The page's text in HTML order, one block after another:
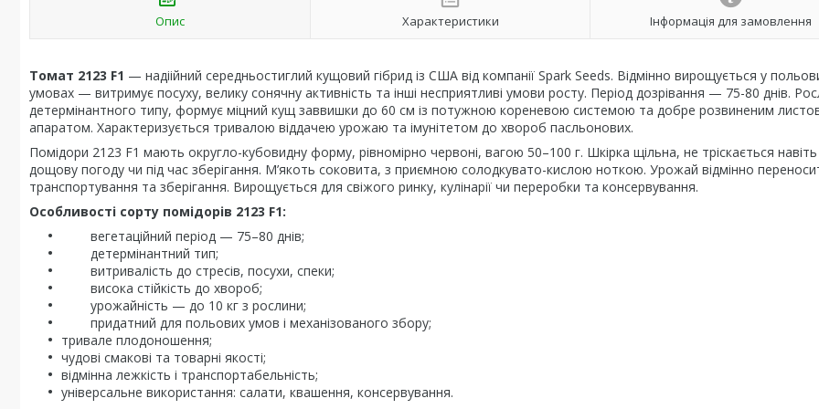
Опис Характеристики Інформація для замовлення
Томат 2123 F1 — надіійний середньостиглий кущовий гібрид із США від компанії Spark Seeds. Відмінно вирощується у
умовах — витримує посуху, велику сонячну активність та інші несприятливі умови росту. Період дозрівання — 75-80 днів.
детермінантного типу, формує міцний кущ заввишки до 60 см із потужною кореневою системою та добре розвиненим
апаратом. Характеризується тривалою віддачею урожаю та імунітетом до хвороб пасльонових.
Помідори 2123 F1 мають округло-кубовидну форму, рівномірно червоні, вагою 50–100 г. Шкірка щільна, не тріскається
дощову погоду чи під час зберігання. М’якоть соковита, з приємною солодкувато-кислою ноткою. Урожай відмінно
транспортування та зберігання. Вирощується для свіжого ринку, кулінарії чи переробки та консервування.
Особливості сорту помідорів 2123 F1:
вегетаційний період — 75–80 днів;
детермінантний тип;
витривалість до стресів, посухи, спеки;
висока стійкість до хвороб;
урожайність — до 10 кг з рослини;
придатний для польових умов і механізованого збору;
тривале плодоношення;
чудові смакові та товарні якості;
відмінна лежкість і транспортабельність;
універсальне використання: салати, квашення, консервування.